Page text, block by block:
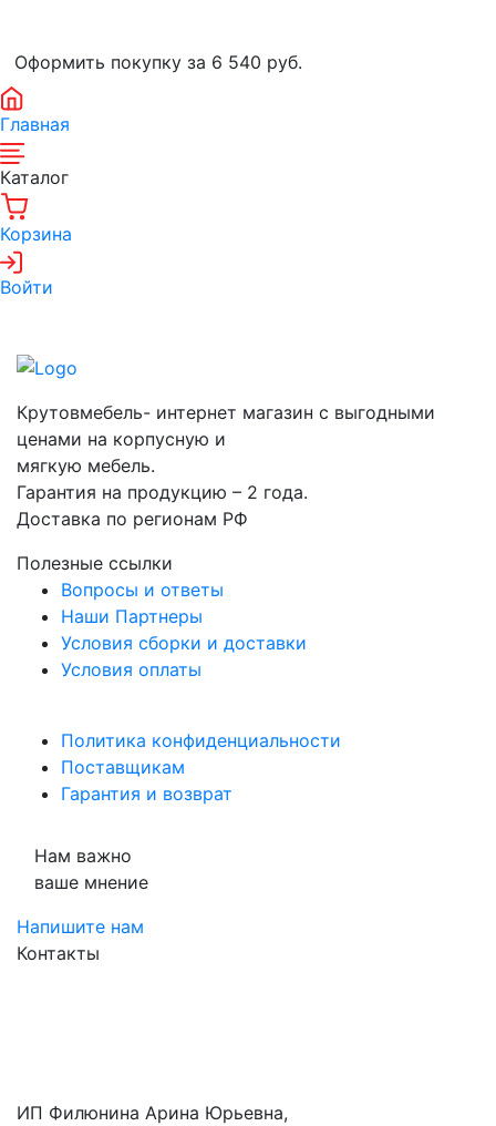
Оформить покупку за 6 540 руб.
Главная
Каталог
Корзина
Войти
Крутовмебель- интернет магазин с выгодными
ценами на корпусную и
мягкую мебель.
Гарантия на продукцию – 2 года.
Доставка по регионам РФ
Полезные ссылки
Вопросы и ответы
Наши Партнеры
Условия сборки и доставки
Условия оплаты
Политика конфиденциальности
Поставщикам
Гарантия и возврат
Нам важно
ваше мнение
Напишите нам
Контакты
ИП Филюнина Арина Юрьевна,